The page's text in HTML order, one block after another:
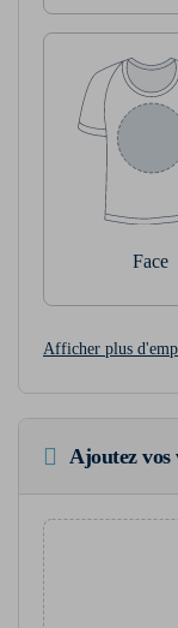
Face
Afficher plus
Ajoutez vos